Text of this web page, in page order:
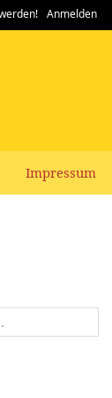
Anmelden
Impressum